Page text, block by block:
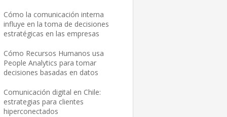
Cómo la comunicación interna
influye en la toma de decisiones
estratégicas en las empresas
Cómo Recursos Humanos usa
People Analytics para tomar
decisiones basadas en datos
Comunicación digital en Chile:
estrategias para clientes
hiperconectados